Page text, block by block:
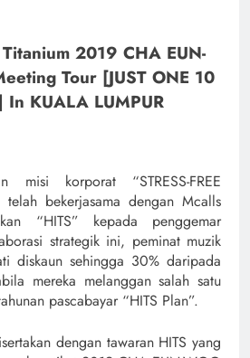
2019 CHA EUN-
Tour [JUST ONE 10
In KUALA LUMPUR
misi korporat “STRESS-FREE
telah bekerjasama dengan Mcalls
“HITS” kepada penggemar
strategik ini, peminat muzik
diskaun sehingga 30% daripada
mereka melanggan salah satu
pascabayar “HITS Plan”.
dengan tawaran HITS yang